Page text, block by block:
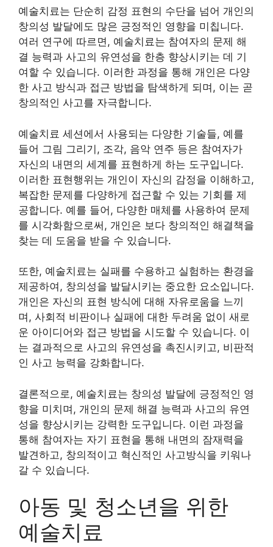
예술치료는 단순히 감정 표현의 수단을 넘어 개인의
창의성 발달에도 많은 긍정적인 영향을 미칩니다.
여러 연구에 따르면, 예술치료는 참여자의 문제 해
결 능력과 사고의 유연성을 한층 향상시키는 데 기
여할 수 있습니다. 이러한 과정을 통해 개인은 다양
한 사고 방식과 접근 방법을 탐색하게 되며, 이는 곧
창의적인 사고를 자극합니다.
예술치료 세션에서 사용되는 다양한 기술들, 예를
들어 그림 그리기, 조각, 음악 연주 등은 참여자가
자신의 내면의 세계를 표현하게 하는 도구입니다.
이러한 표현행위는 개인이 자신의 감정을 이해하고,
복잡한 문제를 다양하게 접근할 수 있는 기회를 제
공합니다. 예를 들어, 다양한 매체를 사용하여 문제
를 시각화함으로써, 개인은 보다 창의적인 해결책을
찾는 데 도움을 받을 수 있습니다.
또한, 예술치료는 실패를 수용하고 실험하는 환경을
제공하여, 창의성을 발달시키는 중요한 요소입니다.
개인은 자신의 표현 방식에 대해 자유로움을 느끼
며, 사회적 비판이나 실패에 대한 두려움 없이 새로
운 아이디어와 접근 방법을 시도할 수 있습니다. 이
는 결과적으로 사고의 유연성을 촉진시키고, 비판적
인 사고 능력을 강화합니다.
결론적으로, 예술치료는 창의성 발달에 긍정적인 영
향을 미치며, 개인의 문제 해결 능력과 사고의 유연
성을 향상시키는 강력한 도구입니다. 이런 과정을
통해 참여자는 자기 표현을 통해 내면의 잠재력을
발견하고, 창의적이고 혁신적인 사고방식을 키워나
갈 수 있습니다.
아동 및 청소년을 위한
예술치료